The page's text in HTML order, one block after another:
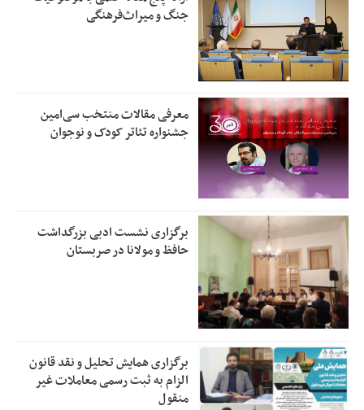
جنگ و میراث‌فرهنگی
معرفی مقالات منتخب سی‌امین
جشنواره تئاتر کودک و نوجوان
برگزاری نشست ادبی بزرگداشت
حافظ و مولانا در صربستان
برگزاری همایش تحلیل و نقد قانون
الزام به ثبت رسمی معاملات غیر
منقول